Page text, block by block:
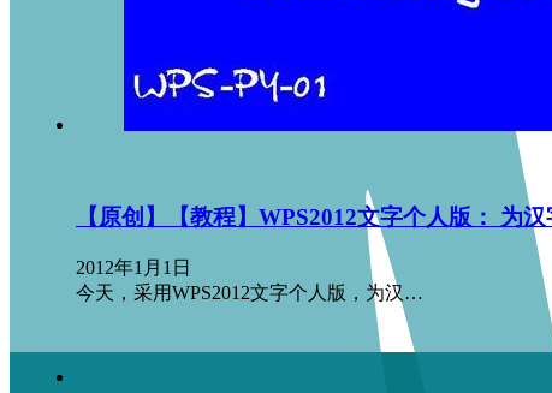
【原创】【教程】WPS2012文字个人版： 为
2012年1月1日
今天，采用WPS2012文字个人版，为汉…